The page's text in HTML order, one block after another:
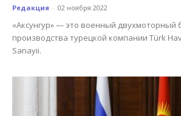
Редакция - 02 ноября 2022
«Аксунгур» — это военный двухмоторный
производства турецкой компании Türk
Sanayii.